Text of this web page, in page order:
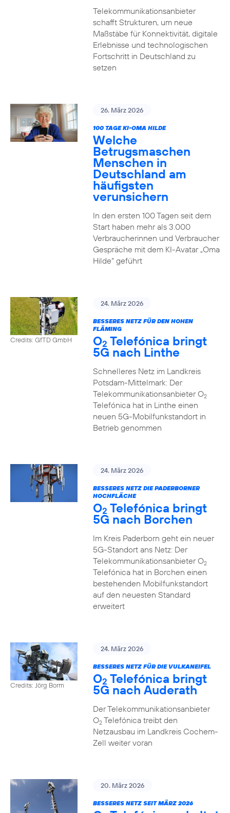
Telekommunikationsanbieter
schafft Strukturen, um neue
Maßstäbe für Konnektivität, digitale
Erlebnisse und technologischen
Fortschritt in Deutschland zu
setzen
26. März 2026
100 TAGE KI-OMA HILDE
Welche
Betrugsmaschen
Menschen in
Deutschland am
häufigsten
verunsichern
In den ersten 100 Tagen seit dem
Start haben mehr als 3.000
Verbraucherinnen und Verbraucher
Gespräche mit dem KI-Avatar „Oma
Hilde“ geführt
Credits: GfTD GmbH
24. März 2026
BESSERES NETZ FÜR DEN HOHEN
FLÄMING
O2 Telefónica bringt
5G nach Linthe
Schnelleres Netz im Landkreis
Potsdam-Mittelmark: Der
Telekommunikationsanbieter O2
Telefónica hat in Linthe einen
neuen 5G-Mobilfunkstandort in
Betrieb genommen
24. März 2026
BESSERES NETZ DIE PADERBORNER
HOCHFLÄCHE
O2 Telefónica bringt
5G nach Borchen
Im Kreis Paderborn geht ein neuer
5G-Standort ans Netz: Der
Telekommunikationsanbieter O2
Telefónica hat in Borchen einen
bestehenden Mobilfunkstandort
auf den neuesten Standard
erweitert
Credits: Jörg Borm
24. März 2026
BESSERES NETZ FÜR DIE VULKANEIFEL
O2 Telefónica bringt
5G nach Auderath
Der Telekommunikationsanbieter
O2Telefónica treibt den
Netzausbau im Landkreis Cochem-
Zell weiter voran
20. März 2026
BESSERES NETZ SEIT MÄRZ 2026